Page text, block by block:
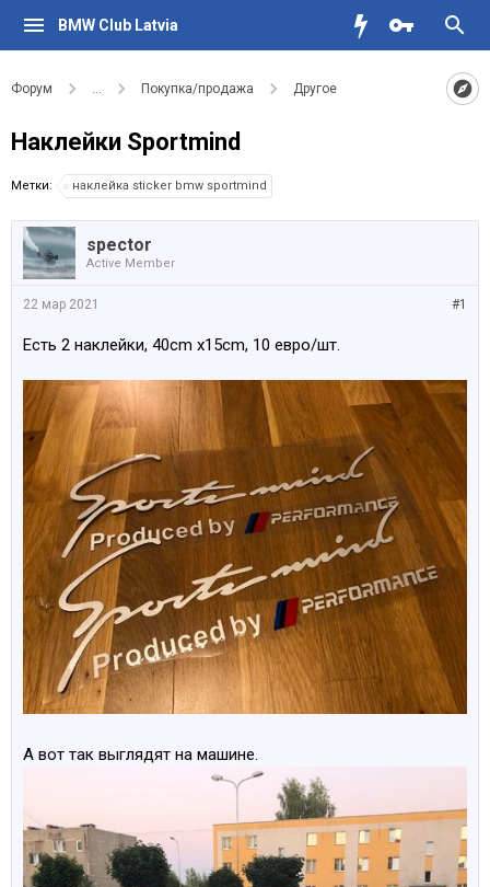
BMW Club Latvia
Форум ... Покупка/продажа Другое
Наклейки Sportmind
Метки: наклейка sticker bmw sportmind
spector
Active Member
#1
22 мар 2021
Есть 2 наклейки, 40cm x15cm, 10 евро/шт.
А вот так выглядят на машине.